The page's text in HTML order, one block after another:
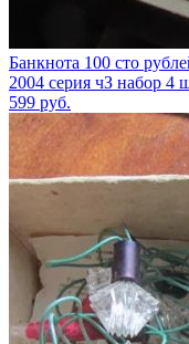
Банкнота 100 сто
2004 серия чЗ набор 4
599 руб.